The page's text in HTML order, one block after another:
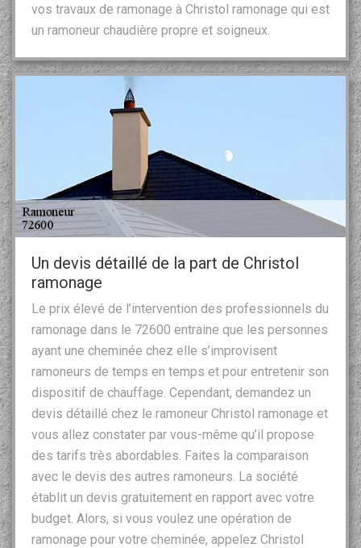
vos travaux de ramonage à Christol ramonage qui est
un ramoneur chaudière propre et soigneux.
Un devis détaillé de la part de Christol
ramonage
Le prix élevé de l’intervention des professionnels du
ramonage dans le 72600 entraine que les personnes
ayant une cheminée chez elle s’improvisent
ramoneurs de temps en temps et pour entretenir son
dispositif de chauffage. Cependant, demandez un
devis détaillé chez le ramoneur Christol ramonage et
vous allez constater par vous-même qu’il propose
des tarifs très abordables. Faites la comparaison
avec le devis des autres ramoneurs. La société
établit un devis gratuitement en rapport avec votre
budget. Alors, si vous voulez une opération de
ramonage pour votre cheminée, appelez Christol